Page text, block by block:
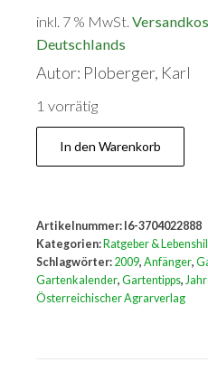
inkl. 7 % MwSt.
Deutschlands
Autor: Ploberger, Karl
1 vorrätig
Gartenkalender
2009:
Faule
Menge
In den Warenkorb
Artikelnummer: I6-3704022888
Kategorien: Ratgeber &
Schlagwörter: 2009, Anfänger,
Gartenkalender, Gartentipps,
Österreichischer Agrarverlag